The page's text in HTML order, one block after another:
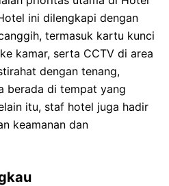
ini dilengkapi dengan
termasuk kartu kunci
kamar, serta CCTV di area
dengan tenang,
berada di tempat yang
itu, staf hotel juga hadir
keamanan dan